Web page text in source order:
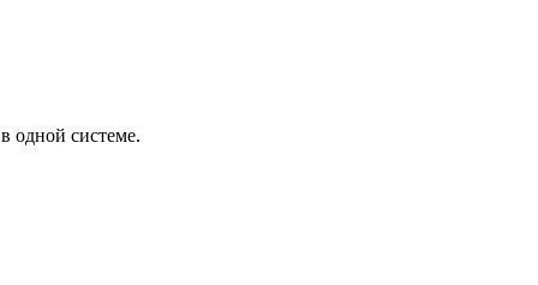
одной системе.